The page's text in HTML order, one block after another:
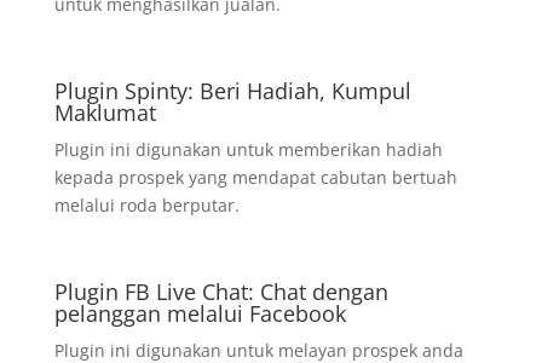
Plugin Spinty: Beri Hadiah, Kumpul
Maklumat
Plugin ini digunakan untuk memberikan hadiah
kepada prospek yang mendapat cabutan bertuah
melalui roda berputar.
Plugin FB Live Chat: Chat dengan
pelanggan melalui Facebook
Plugin ini digunakan untuk melayan prospek anda